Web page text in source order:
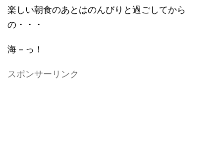
楽しい朝食のあとはのんびりと過ごしてから
の・・・
海－っ！
スポンサーリンク